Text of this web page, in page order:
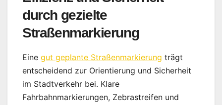
durch gezielte
Straßenmarkierung
Eine gut geplante Straßenmarkierung trägt
entscheidend zur Orientierung und Sicherheit
im Stadtverkehr bei. Klare
Fahrbahnmarkierungen, Zebrastreifen und